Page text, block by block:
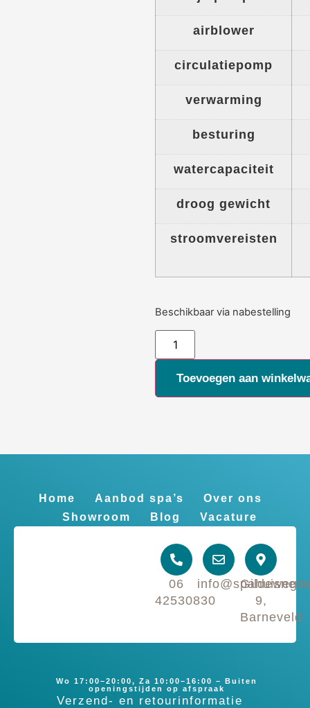
airblower
circulatiepomp
verwarming
besturing
watercapaciteit
droog gewicht
stroomvereisten
Beschikbaar via nabestelling
Toevoegen aan
Home Aanbod spa’s
Over ons
Showroom
Blog Vacature
06
42530830
Gildeweg
9,
Barneveld
Wo 17:00–20:00, Za 10:00–16:00 – Buiten
openingstijden op afspraak
Verzend- en retourinformatie